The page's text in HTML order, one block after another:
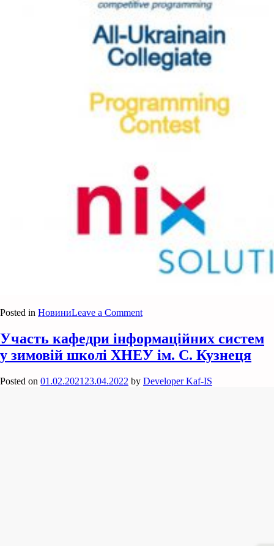
Posted in НовиниLeave a Commenton
студентська
олімпіада
з
Участь кафедри інформаційних систем
у зимовій школі ХНЕУ ім. С. Кузнеця
Posted on 01.02.2021 23.04.2022 by Developer Kaf-IS